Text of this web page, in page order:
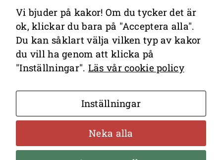
av undervisningen och elevernas
lärande.
Kontakta redaktionen
Hantering av personuppgifter
Vi bjuder på kakor! Om du tycker det är
ok, klickar du bara på "Acceptera alla".
Du kan såklart välja vilken typ av kakor
du vill ha genom att klicka på
"Inställningar". Läs vår cookie policy
Inställningar
Neka alla